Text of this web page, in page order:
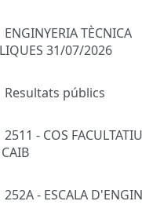
ENGINYERIA TÈCNICA
31/07/2026
Resultats públics
2511 - COS FACULTATIU
252A - ESCALA